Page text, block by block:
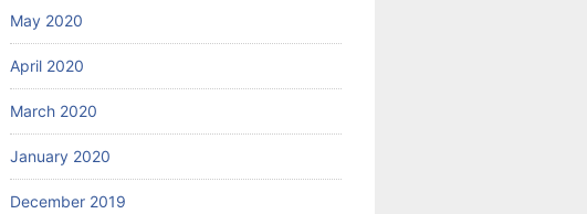
May 2020
April 2020
March 2020
January 2020
December 2019